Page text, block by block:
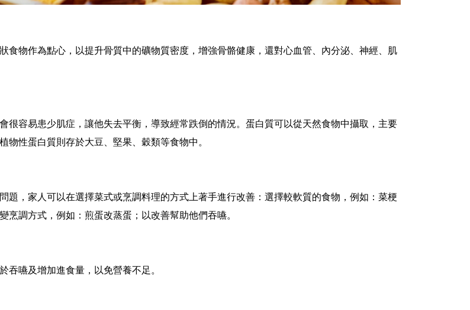
食物作為點心，以提升骨質中的礦物質密度，增強骨骼健康，還對心血管、內分泌、神經、肌
很容易患少肌症，讓他失去平衡，導致經常跌倒的情況。蛋白質可以從天然食物中攝取，主要
性蛋白質則存於大豆、堅果、穀類等食物中。
題，家人可以在選擇菜式或烹調料理的方式上著手進行改善：選擇較軟質的食物，例如：菜梗
調方式，例如：煎蛋改蒸蛋；以改善幫助他們吞嚥。
吞嚥及增加進食量，以免營養不足。